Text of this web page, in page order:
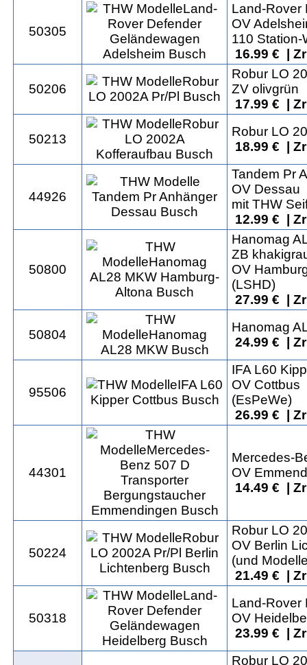
50305
Land-Rover
OV
110 Station-
16.99 € |
50206
Robur LO
ZV olivgrün
17.99 € |
50213
Robur LO
18.99 € |
44926
Tandem Pr
OV Dessau
mit THW
12.99 € |
50800
Hanomag
ZB
OV
(LSHD)
27.99 € |
50804
Hanomag
24.99 € |
95506
IFA L60
OV Cottbus
(EsPeWe)
26.99 € |
44301
Mercedes-
OV
14.49 € |
50224
Robur LO
OV Berlin
(und
21.49 € |
50318
Land-Rover
OV
23.99 € |
Robur LO